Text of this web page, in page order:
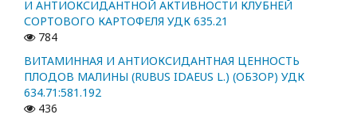
И АНТИОКСИДАНТНОЙ АКТИВНОСТИ КЛУБНЕЙ
СОРТОВОГО КАРТОФЕЛЯ УДК 635.21
784
ВИТАМИННАЯ И АНТИОКСИДАНТНАЯ ЦЕННОСТЬ
ПЛОДОВ МАЛИНЫ (RUBUS IDAEUS L.) (ОБЗОР) УДК
634.71:581.192
436